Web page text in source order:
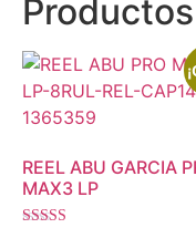
REEL ABU GARCIA
MAX3 LP